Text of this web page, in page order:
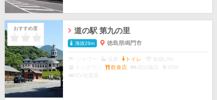
おすすめ度 道の駅 第九の里
海抜29m 徳島県鳴門市
トイレ
無線LAN
ドッグラン
飲食店 宿泊施設
ATM
EV充電器